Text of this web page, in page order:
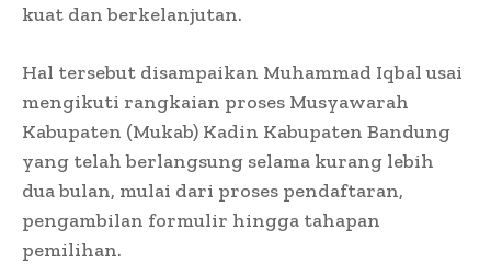
kuat dan berkelanjutan.
Hal tersebut disampaikan Muhammad Iqbal usai
mengikuti rangkaian proses Musyawarah
Kabupaten (Mukab) Kadin Kabupaten Bandung
yang telah berlangsung selama kurang lebih
dua bulan, mulai dari proses pendaftaran,
pengambilan formulir hingga tahapan
pemilihan.